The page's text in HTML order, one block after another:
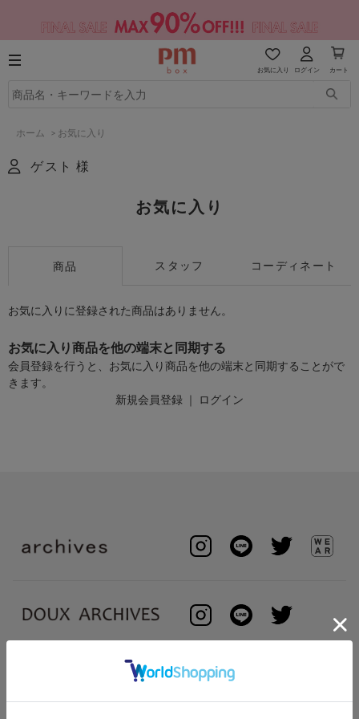
お気に入り ログイン カート
ホーム > お気に入り
ゲスト 様
お気に入り
商品 スタッフ コーディネート
お気に入りに登録された商品はありません。
お気に入り商品を他の端末と同期する
会員登録を行うと、お気に入り商品を他の端末と同期することがで
きます。
新規会員登録 ｜ ログイン